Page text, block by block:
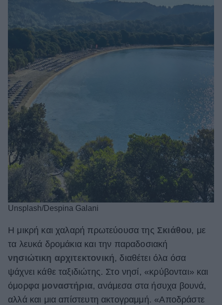
Unsplash/Despina Galani
Η μικρή και χαλαρή πρωτεύουσα της Σκιάθου, με
τα λευκά δρομάκια και την παραδοσιακή
νησιώτικη αρχιτεκτονική, διαθέτει όλα όσα
ψάχνει κάθε ταξιδιώτης. Στο νησί, «κρύβονται» και
όμορφα μοναστήρια, ανάμεσα στα ήσυχα βουνά,
αλλά και μια απίστευτη ακτογραμμή. «Αποδράστε